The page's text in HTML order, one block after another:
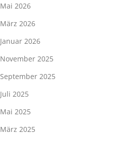
Mai 2026
März 2026
Januar 2026
November 2025
September 2025
Juli 2025
Mai 2025
März 2025